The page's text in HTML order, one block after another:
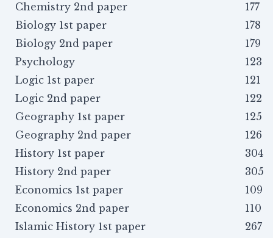
Chemistry 2nd paper
177
Biology 1st paper
178
Biology 2nd paper
179
Psychology
123
Logic 1st paper
121
Logic 2nd paper
122
Geography 1st paper
125
Geography 2nd paper
126
History 1st paper
304
History 2nd paper
305
Economics 1st paper
109
Economics 2nd paper
110
Islamic History 1st paper
267